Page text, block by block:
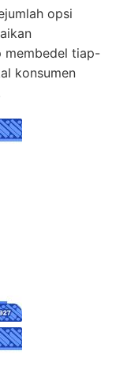
opsi
membedel tiap-
konsumen